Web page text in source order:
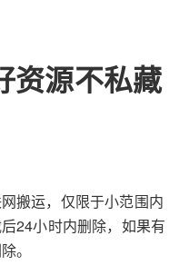
资源不私藏
搬运，仅限于小范围内
24小时内删除，如果有
。